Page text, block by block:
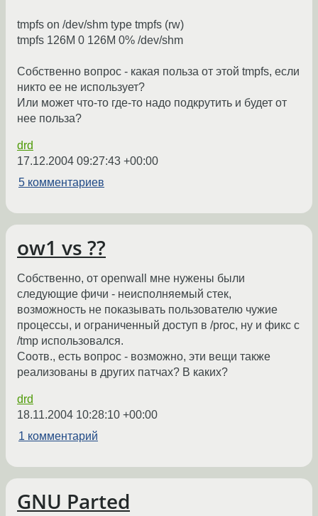
tmpfs on /dev/shm type tmpfs (rw)
tmpfs 126M 0 126M 0% /dev/shm
Собственно вопрос - какая польза от этой tmpfs, если
никто ее не использует?
Или может что-то где-то надо подкрутить и будет от
нее польза?
drd
17.12.2004 09:27:43 +00:00
5 комментариев
ow1 vs ??
Собственно, от openwall мне нужены были
следующие фичи - неисполняемый стек,
возможность не показывать пользователю чужие
процессы, и ограниченный доступ в /proc, ну и фикс с
/tmp использовался.
Соотв., есть вопрос - возможно, эти вещи также
реализованы в других патчах? В каких?
drd
18.11.2004 10:28:10 +00:00
1 комментарий
GNU Parted